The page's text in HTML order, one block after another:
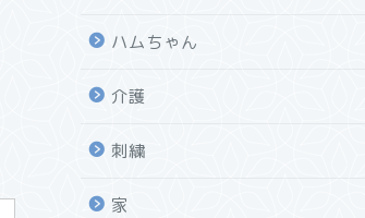
ハムちゃん
介護
刺繍
家